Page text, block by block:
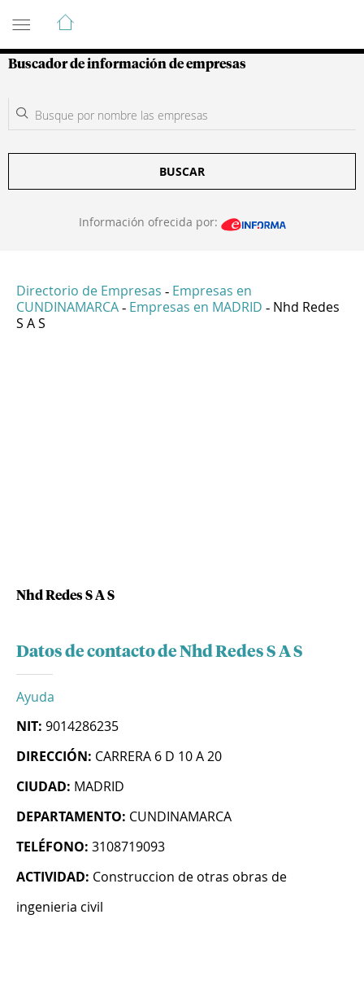
Guía de Empresas Colombianas
Buscador de información de empresas
BUSCAR
Información ofrecida por:
Directorio de Empresas - Empresas en
CUNDINAMARCA - Empresas en MADRID - Nhd Redes
S A S
Nhd Redes S A S
Datos de contacto de Nhd Redes S A S
Ayuda
NIT: 9014286235
DIRECCIÓN: CARRERA 6 D 10 A 20
CIUDAD: MADRID
DEPARTAMENTO: CUNDINAMARCA
TELÉFONO: 3108719093
ACTIVIDAD: Construccion de otras obras de
ingenieria civil